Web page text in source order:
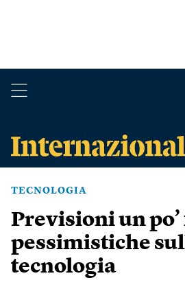
TECNOLOGIA
Previsioni un
pessimistiche
tecnologia